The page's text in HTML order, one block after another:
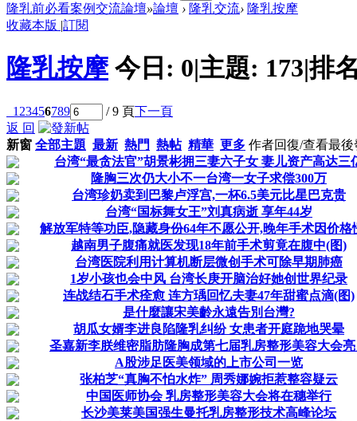
隆乳前必看案例交流論壇»論壇 › 隆乳交流› 隆乳按摩
收藏本版 |訂閱
隆乳按摩 今日: 0|主題: 173|排
1 23456789 / 9 頁下一頁
返 回
新窗 全部主題 最新 熱門 熱帖 精華 更多 作者回復/查看最後
台湾“最贪法官”胡景彬拥三妻六子女 妻儿资产高达三
隆胸三次仍大小不一台湾一女子求偿300万
台湾珍奶卖到巴黎卢浮宫,一杯6.5美元比星巴克贵
台湾“国标舞女王”刘真病逝 享年44岁
解放军特等功臣,隐藏身份64年不愿公开,晚年手术因价格
越南男子腹痛就医发现18年前手术剪竟在腹中(图)
台湾医院利用计算机断层微创手术可除早期肺癌
1岁小孩也会中风 台湾长庚开脑治好她创世界纪录
连战结石手术痊愈 连方瑀回忆夫妻47年甜蜜点滴(图)
是什麼讓宋美齡永遠告別台灣?
胡瓜女婿李进良陷隆乳纠纷 女患者开庭跪地哭晕
圣嘉新李朕维密脂肪隆胸成第七届乳房整形美容大会
A股涉足医美领域的上市公司一览
张柏芝“真胸不怕水炸” 周秀娜婉拒惹整容疑云
中国医师协会 乳房整形美容大会将在穗举行
长沙美莱美国强生曼托乳房整形技术高峰论坛